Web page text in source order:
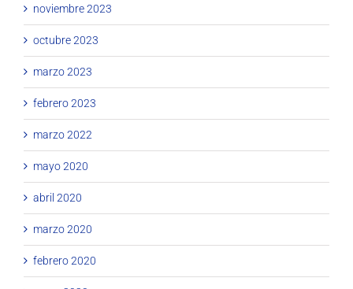
noviembre 2023
octubre 2023
marzo 2023
febrero 2023
marzo 2022
mayo 2020
abril 2020
marzo 2020
febrero 2020